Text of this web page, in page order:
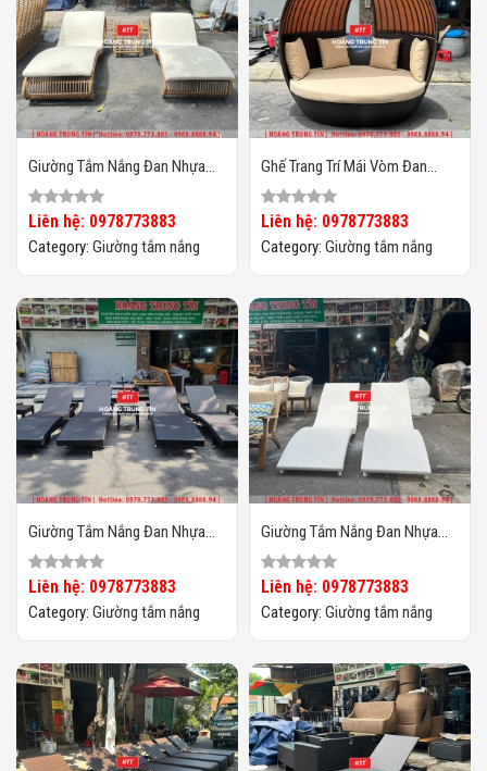
Giường Tắm Nắng Đan Nhựa
Giả Mây HTT029
Liên hệ: 0978773883
Category: Giường tắm nắng
Ghế Trang Trí Mái Vòm Đan
Nhựa Giả Mây HTT013
Liên hệ: 0978773883
Category: Giường tắm nắng
Giường Tắm Nắng Đan Nhựa
Giả Mây HTT028
Liên hệ: 0978773883
Category: Giường tắm nắng
Giường Tắm Nắng Đan Nhựa
Giả Mây HTT027
Liên hệ: 0978773883
Category: Giường tắm nắng